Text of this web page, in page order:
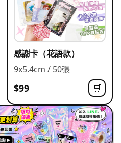
感謝卡（花語款）
9x5.4cm / 50張
$99 🛒